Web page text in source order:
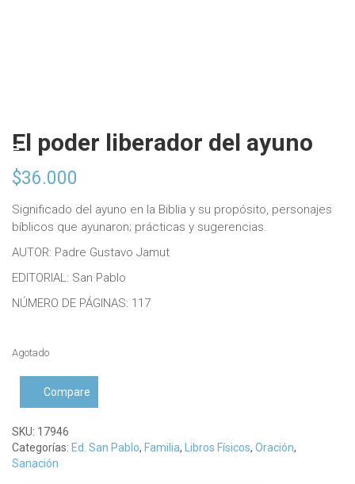
El poder liberador del ayuno
$36.000
Significado del ayuno en la Biblia y su propósito, personajes
bíblicos que ayunaron; prácticas y sugerencias.
AUTOR: Padre Gustavo Jamut
EDITORIAL: San Pablo
NÚMERO DE PÁGINAS: 117
Agotado
Compare
SKU: 17946
Categorías: Ed. San Pablo, Familia, Libros Físicos, Oración,
Sanación